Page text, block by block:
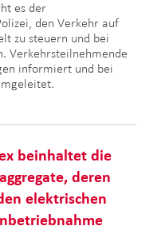
es der
den Verkehr auf
zu steuern und bei
Verkehrsteilnehmende
informiert und bei
beinhaltet die
deren
elektrischen